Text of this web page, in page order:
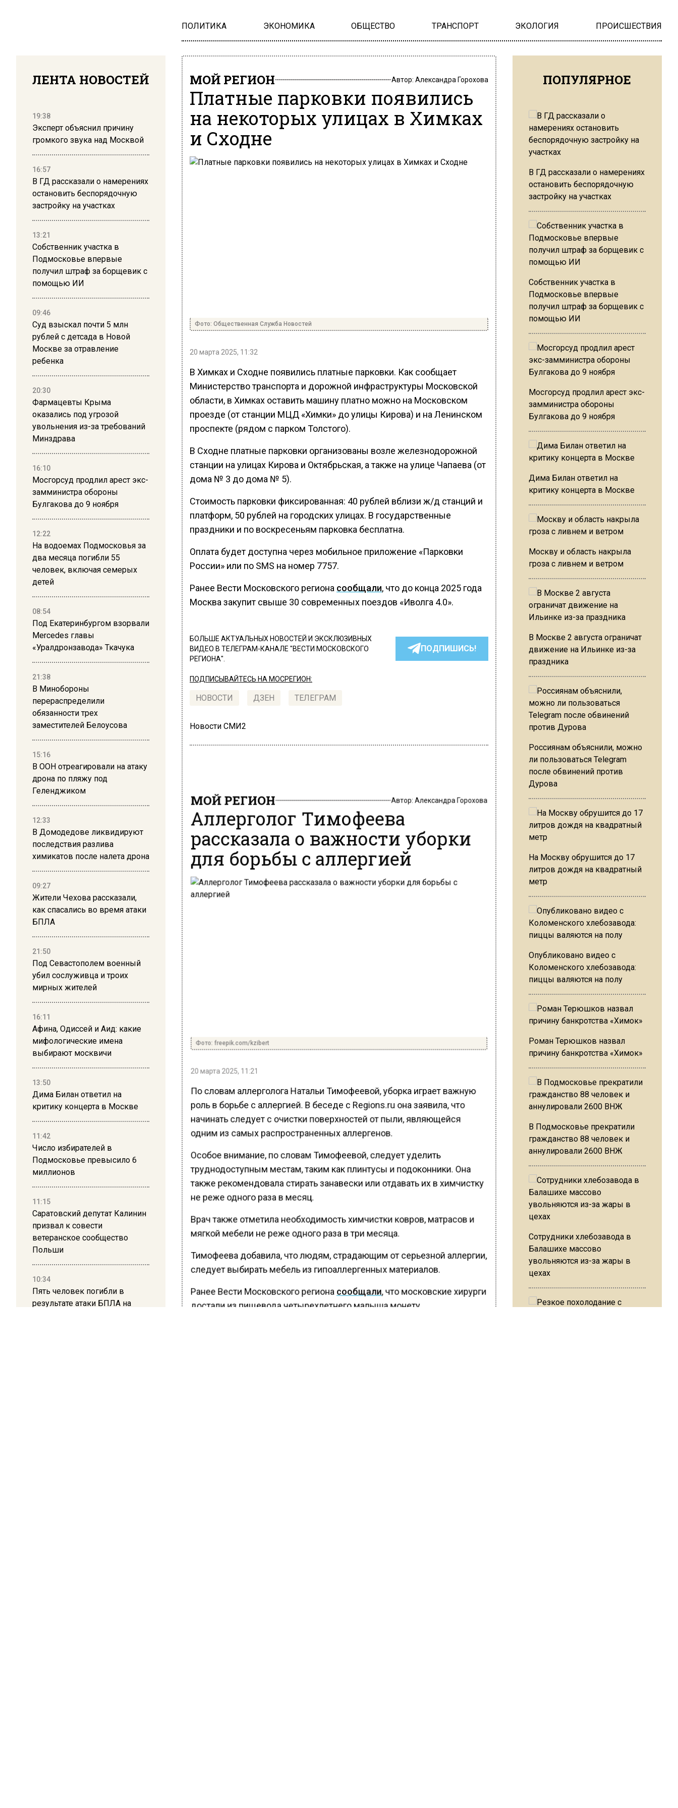
ПОЛИТИКА ЭКОНОМИКА ОБЩЕСТВО ТРАНСПОРТ ЭКОЛОГИЯ ПРОИСШЕСТВИЯ
ЛЕНТА НОВОСТЕЙ
19:38
Эксперт объяснил причину
громкого звука над Москвой
16:57
В ГД рассказали о намерениях
остановить беспорядочную
застройку на участках
13:21
Собственник участка в
Подмосковье впервые
получил штраф за борщевик с
помощью ИИ
09:46
Суд взыскал почти 5 млн
рублей с детсада в Новой
Москве за отравление
ребенка
20:30
Фармацевты Крыма
оказались под угрозой
увольнения из-за требований
Минздрава
16:10
Мосгорсуд продлил арест экс-
замминистра обороны
Булгакова до 9 ноября
12:22
На водоемах Подмосковья за
два месяца погибли 55
человек, включая семерых
детей
08:54
Под Екатеринбургом взорвали
Mercedes главы
«Уралдронзавода» Ткачука
21:38
В Минобороны
перераспределили
обязанности трех
заместителей Белоусова
15:16
В ООН отреагировали на атаку
дрона по пляжу под
Геленджиком
12:33
В Домодедове ликвидируют
последствия разлива
химикатов после налета дрона
09:27
Жители Чехова рассказали,
как спасались во время атаки
БПЛА
21:50
Под Севастополем военный
убил сослуживца и троих
мирных жителей
16:11
Афина, Одиссей и Аид: какие
мифологические имена
выбирают москвичи
13:50
Дима Билан ответил на
критику концерта в Москве
11:42
Число избирателей в
Подмосковье превысило 6
миллионов
11:15
Саратовский депутат Калинин
призвал к совести
ветеранское сообщество
Польши
10:34
Пять человек погибли в
результате атаки БПЛА на
МОЙ РЕГИОН Автор: Александра Горохова
Платные парковки появились
на некоторых улицах в Химках
и Сходне
Фото: Общественная Служба Новостей
20 марта 2025, 11:32
В Химках и Сходне появились платные парковки. Как сообщает
Министерство транспорта и дорожной инфраструктуры Московской
области, в Химках оставить машину платно можно на Московском
проезде (от станции МЦД «Химки» до улицы Кирова) и на Ленинском
проспекте (рядом с парком Толстого).
В Сходне платные парковки организованы возле железнодорожной
станции на улицах Кирова и Октябрьская, а также на улице Чапаева (от
дома № 3 до дома № 5).
Стоимость парковки фиксированная: 40 рублей вблизи ж/д станций и
платформ, 50 рублей на городских улицах. В государственные
праздники и по воскресеньям парковка бесплатна.
Оплата будет доступна через мобильное приложение «Парковки
России» или по SMS на номер 7757.
Ранее Вести Московского региона сообщали, что до конца 2025 года
Москва закупит свыше 30 современных поездов «Иволга 4.0».
БОЛЬШЕ АКТУАЛЬНЫХ НОВОСТЕЙ И ЭКСКЛЮЗИВНЫХ
ВИДЕО В ТЕЛЕГРАМ-КАНАЛЕ "ВЕСТИ МОСКОВСКОГО
РЕГИОНА".
ПОДПИШИСЬ!
ПОДПИСЫВАЙТЕСЬ НА МОСРЕГИОН:
НОВОСТИ ДЗЕН ТЕЛЕГРАМ
Новости СМИ2
МОЙ РЕГИОН Автор: Александра Горохова
Аллерголог Тимофеева
рассказала о важности уборки
для борьбы с аллергией
Фото: freepik.com/kzibert
20 марта 2025, 11:21
По словам аллерголога Натальи Тимофеевой, уборка играет важную
роль в борьбе с аллергией. В беседе с Regions.ru она заявила, что
начинать следует с очистки поверхностей от пыли, являющейся
одним из самых распространенных аллергенов.
Особое внимание, по словам Тимофеевой, следует уделить
труднодоступным местам, таким как плинтусы и подоконники. Она
также рекомендовала стирать занавески или отдавать их в химчистку
не реже одного раза в месяц.
Врач также отметила необходимость химчистки ковров, матрасов и
мягкой мебели не реже одного раза в три месяца.
Тимофеева добавила, что людям, страдающим от серьезной аллергии,
следует выбирать мебель из гипоаллергенных материалов.
Ранее Вести Московского региона сообщали, что московские хирурги
достали из пищевода четырехлетнего малыша монету.
ПОПУЛЯРНОЕ
В ГД рассказали о намерениях
остановить беспорядочную
застройку на участках
Собственник участка в
Подмосковье впервые
получил штраф за борщевик с
помощью ИИ
Мосгорсуд продлил арест экс-
замминистра обороны
Булгакова до 9 ноября
Дима Билан ответил на
критику концерта в Москве
Москву и область накрыла
гроза с ливнем и ветром
В Москве 2 августа ограничат
движение на Ильинке из-за
праздника
Россиянам объяснили, можно
ли пользоваться Telegram
после обвинений против
Дурова
На Москву обрушится до 17
литров дождя на квадратный
метр
Опубликовано видео с
Коломенского хлебозавода:
пиццы валяются на полу
Роман Терюшков назвал
причину банкротства «Химок»
В Подмосковье прекратили
гражданство 88 человек и
аннулировали 2600 ВНЖ
Сотрудники хлебозавода в
Балашихе массово
увольняются из-за жары в
цехах